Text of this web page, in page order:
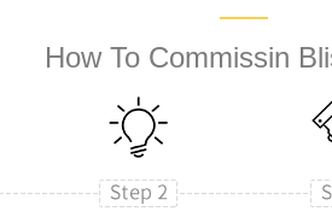
How To Commissin